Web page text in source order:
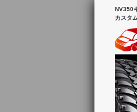
NV350
カスタ